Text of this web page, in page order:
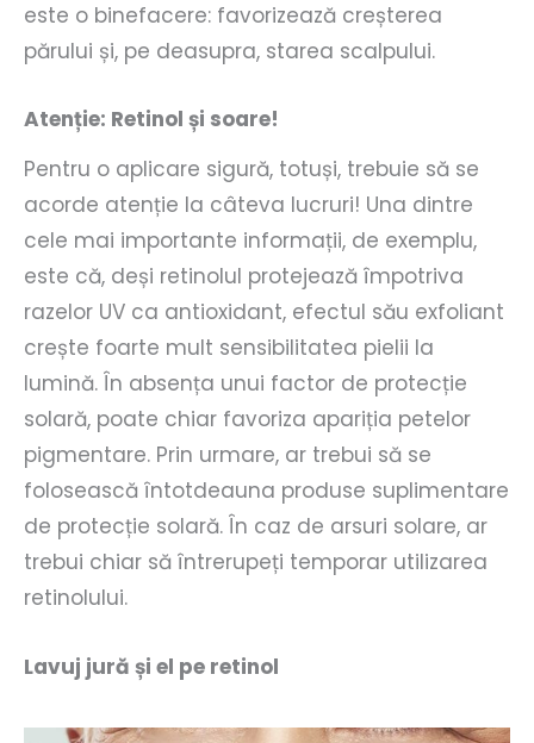
este o binefacere: favorizează creșterea
părului și, pe deasupra, starea scalpului.
Atenție: Retinol și soare!
Pentru o aplicare sigură, totuși, trebuie să se
acorde atenție la câteva lucruri! Una dintre
cele mai importante informații, de exemplu,
este că, deși retinolul protejează împotriva
razelor UV ca antioxidant, efectul său exfoliant
crește foarte mult sensibilitatea pielii la
lumină. În absența unui factor de protecție
solară, poate chiar favoriza apariția petelor
pigmentare. Prin urmare, ar trebui să se
folosească întotdeauna produse suplimentare
de protecție solară. În caz de arsuri solare, ar
trebui chiar să întrerupeți temporar utilizarea
retinolului.
Lavuj jură și el pe retinol